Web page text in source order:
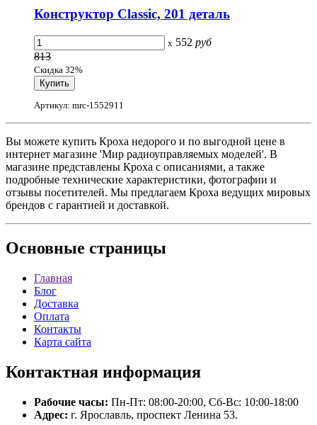
Конструктор Classic, 201 деталь
x 552 руб
813
Скидка 32%
Артикул: mrc-1552911
Вы можете купить Кроха недорого и по выгодной цене в
интернет магазине 'Мир радиоуправляемых моделей'. В
магазине представлены Кроха с описаниями, а также
подробные технические характеристики, фотографии и
отзывы посетителей. Мы предлагаем Кроха ведущих мировых
брендов с гарантией и доставкой.
Основные страницы
Главная
Блог
Доставка
Оплата
Контакты
Карта сайта
Контактная информация
Рабочие часы: Пн-Пт: 08:00-20:00, Сб-Вс: 10:00-18:00
Адрес: г. Ярославль, проспект Ленина 53.